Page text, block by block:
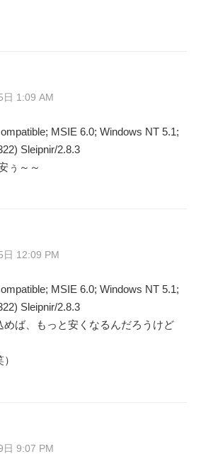
日 1:09 AM
MSIE 6.0; Windows NT 5.1;
Sleipnir/2.8.3
ぅ～～
日 12:09 PM
MSIE 6.0; Windows NT 5.1;
Sleipnir/2.8.3
めば、もっと安くなるんだろうけど
日 9:07 PM